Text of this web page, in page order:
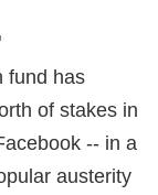
fund has
of stakes in
-- in a
austerity